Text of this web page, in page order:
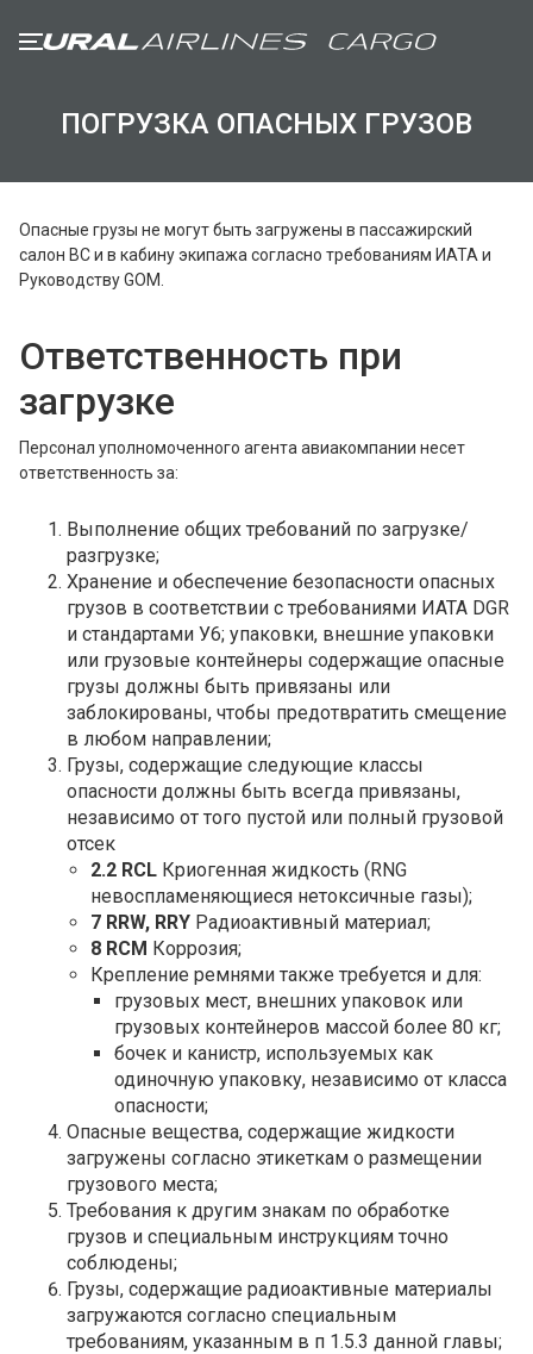
ГРУЗООТПРАВИТЕЛЯМ
ГРУЗОВЫМ АГЕНТАМ
Общие положения
Специальные грузы
Airbus A319
Airbus A321
Airbus A320 neo
Airbus A321 neo
КОНТАКТЫ ГРУЗОВЫХ АГЕНТОВ
СОТРУДНИЧЕСТВО С НАМИ
ПОГРУЗКА ОПАСНЫХ ГРУЗОВ
Опасные грузы не могут быть загружены в пассажирский
салон ВС и в кабину экипажа согласно требованиям ИАТА и
Руководству GOM.
Ответственность при
загрузке
Персонал уполномоченного агента авиакомпании несет
ответственность за:
Выполнение общих требований по загрузке/
разгрузке;
Хранение и обеспечение безопасности опасных
грузов в соответствии с требованиями ИАТА DGR
и стандартами У6; упаковки, внешние упаковки
или грузовые контейнеры содержащие опасные
грузы должны быть привязаны или
заблокированы, чтобы предотвратить смещение
в любом направлении;
Грузы, содержащие следующие классы
опасности должны быть всегда привязаны,
независимо от того пустой или полный грузовой
отсек
2.2 RCL Криогенная жидкость (RNG
невоспламеняющиеся нетоксичные газы);
7 RRW, RRY Радиоактивный материал;
8 RCM Коррозия;
Крепление ремнями также требуется и для:
грузовых мест, внешних упаковок или
грузовых контейнеров массой более 80 кг;
бочек и канистр, используемых как
одиночную упаковку, независимо от класса
опасности;
Опасные вещества, содержащие жидкости
загружены согласно этикеткам о размещении
грузового места;
Требования к другим знакам по обработке
грузов и специальным инструкциям точно
соблюдены;
Грузы, содержащие радиоактивные материалы
загружаются согласно специальным
требованиям, указанным в п 1.5.3 данной главы;